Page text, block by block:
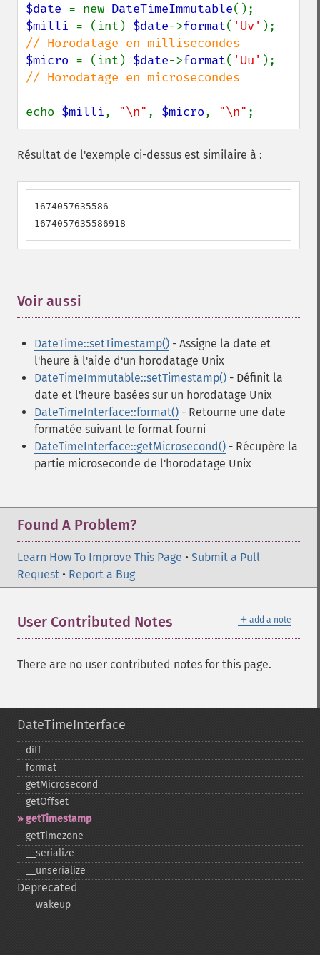
$date = new DateTimeImmutable
$milli = (int) $date->format( 'Uv'
$micro = (int) $date->format( 'Uu'
// Horodatage en microsecondes
echo $milli, "\n" , $micro, "\n" ;
Résultat de l'exemple ci-dessus est similaire à :
1674057635586
1674057635586918
Voir aussi
DateTime::setTimestamp() - Assigne la date et
l'heure à l'aide d'un horodatage Unix
DateTimeImmutable::setTimestamp() - Définit la
date et l'heure basées sur un horodatage Unix
DateTimeInterface::format() - Retourne une date
formatée suivant le format fourni
DateTimeInterface::getMicrosecond() - Récupère la
partie microseconde de l'horodatage Unix
Found A Problem?
Learn How To Improve This Page • Submit a Pull
Request • Report a Bug
＋ add a note
User Contributed Notes
There are no user contributed notes for this page.
DateTimeInterface
diff
format
getMicrosecond
getOffset
getTimestamp
getTimezone
_​_​serialize
_​_​unserialize
Deprecated
_​_​wakeup